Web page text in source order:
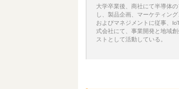
大学卒業後、商社にて半導体
し、製品企画、マーケティン
およびマネジメントに従事、
式会社にて、事業開発と地域
ストとして活動している。